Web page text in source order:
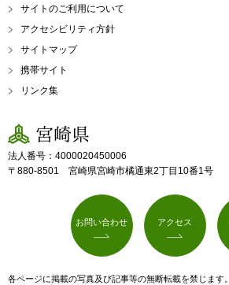
サイトのご利用について
アクセシビリティ方針
サイトマップ
携帯サイト
リンク集
宮崎県
法人番号：4000020450006
〒880-8501 宮崎県宮崎市橘通東2丁目10番1号
お問い合わせ アクセス
各ページに掲載の写真及び記事等の無断転載を禁じます。